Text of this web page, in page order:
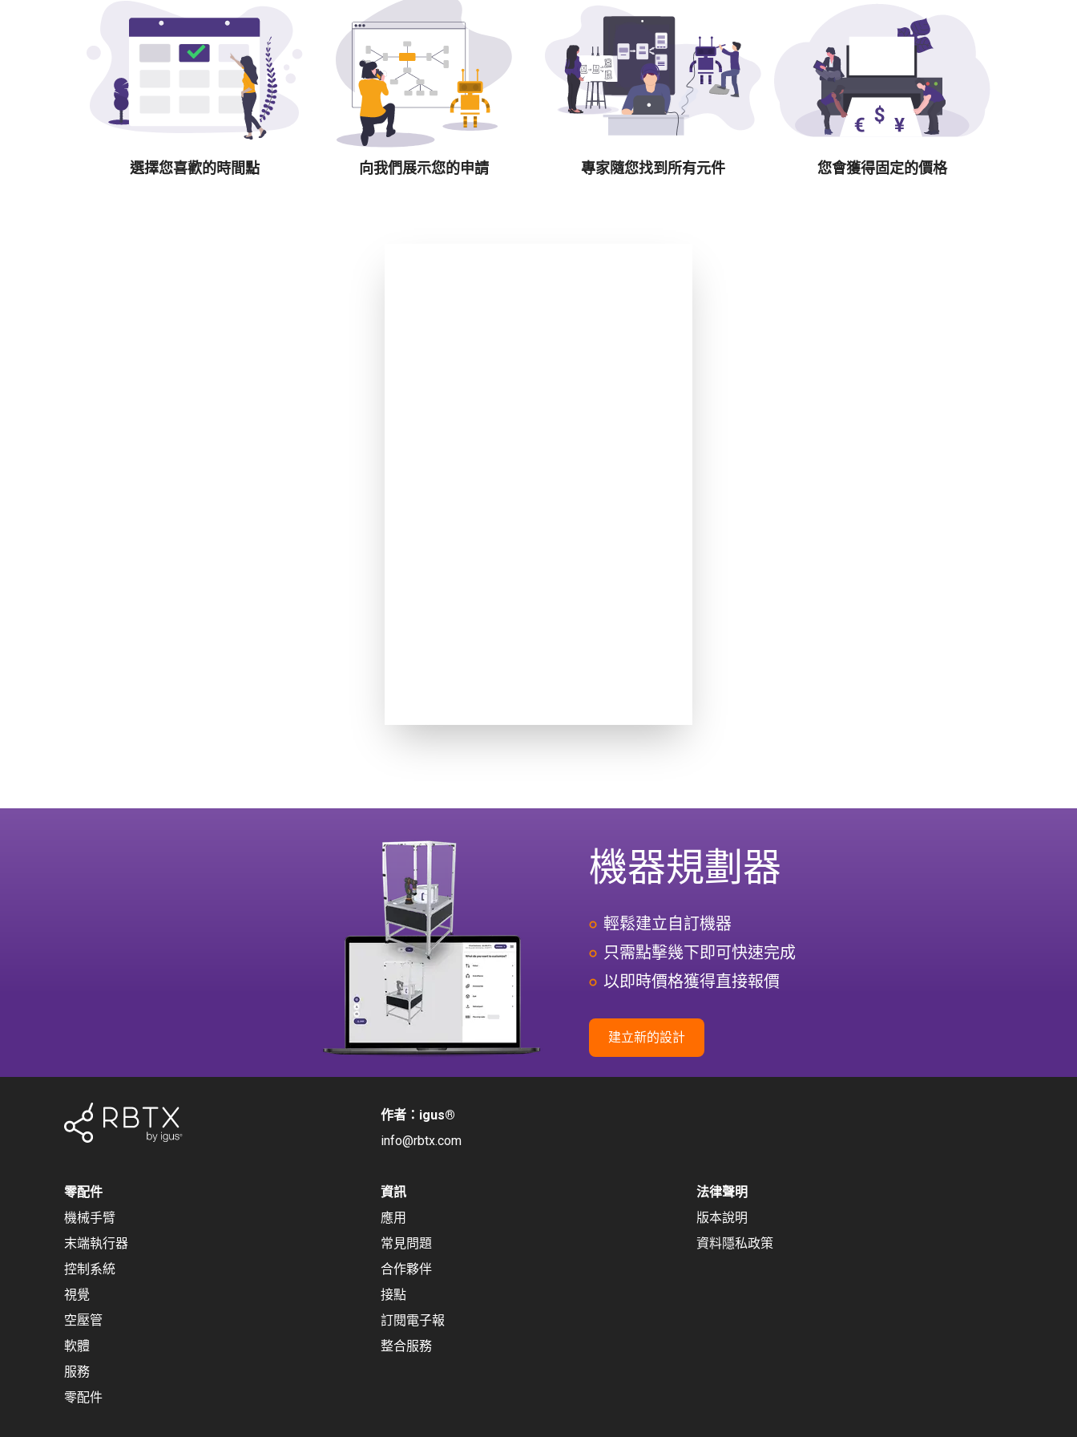
選擇您喜歡的時間點 向我們展示您的申請 專家隨您找到所有元件 您會獲得固定的價格
機器規劃器
輕鬆建立自訂機器
只需點擊幾下即可快速完成
以即時價格獲得直接報價
建立新的設計
作者：igus®
info@rbtx.com
零配件
機械手臂
末端執行器
控制系統
視覺
空壓管
軟體
服務
零配件
資訊
應用
常見問題
合作夥伴
接點
訂閱電子報
整合服務
法律聲明
版本說明
資料隱私政策